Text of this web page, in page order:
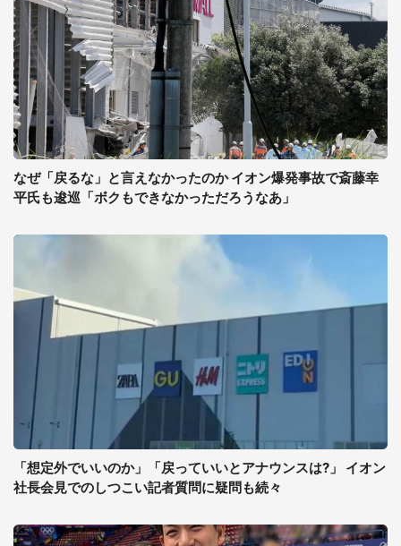
なぜ「戻るな」と言えなかったのか イオン爆発事故で斎藤幸
平氏も逡巡「ボクもできなかっただろうなあ」
「想定外でいいのか」「戻っていいとアナウンスは?」 イオン
社長会見でのしつこい記者質問に疑問も続々